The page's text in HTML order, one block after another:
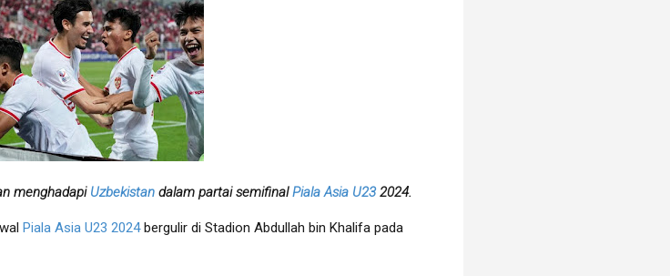
menghadapi Uzbekistan dalam partai semifinalPiala Asia U232024.
Piala Asia U23 2024bergulir di Stadion Abdullah bin Khalifa pada